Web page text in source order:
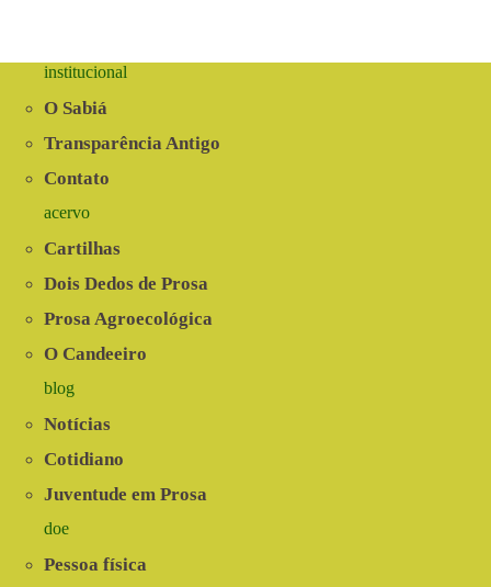
institucional
O Sabiá
Transparência Antigo
Contato
acervo
Cartilhas
Dois Dedos de Prosa
Prosa Agroecológica
O Candeeiro
blog
Notícias
Cotidiano
Juventude em Prosa
doe
Pessoa física